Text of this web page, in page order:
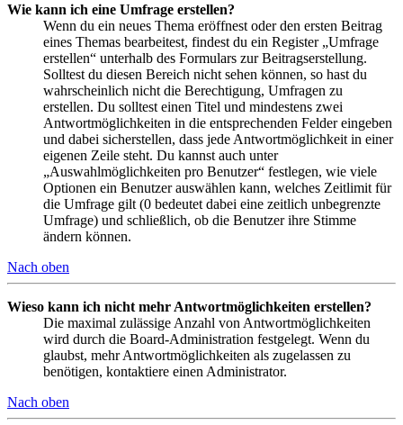
Wie kann ich eine Umfrage erstellen?
Wenn du ein neues Thema eröffnest oder den ersten Beitrag
eines Themas bearbeitest, findest du ein Register „Umfrage
erstellen“ unterhalb des Formulars zur Beitragserstellung.
Solltest du diesen Bereich nicht sehen können, so hast du
wahrscheinlich nicht die Berechtigung, Umfragen zu
erstellen. Du solltest einen Titel und mindestens zwei
Antwortmöglichkeiten in die entsprechenden Felder eingeben
und dabei sicherstellen, dass jede Antwortmöglichkeit in einer
eigenen Zeile steht. Du kannst auch unter
„Auswahlmöglichkeiten pro Benutzer“ festlegen, wie viele
Optionen ein Benutzer auswählen kann, welches Zeitlimit für
die Umfrage gilt (0 bedeutet dabei eine zeitlich unbegrenzte
Umfrage) und schließlich, ob die Benutzer ihre Stimme
ändern können.
Nach oben
Wieso kann ich nicht mehr Antwortmöglichkeiten erstellen?
Die maximal zulässige Anzahl von Antwortmöglichkeiten
wird durch die Board-Administration festgelegt. Wenn du
glaubst, mehr Antwortmöglichkeiten als zugelassen zu
benötigen, kontaktiere einen Administrator.
Nach oben